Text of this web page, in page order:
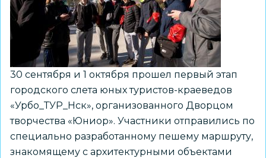
30 сентября и 1 октября прошел первый этап
городского слета юных туристов-краеведов
«Урбо_ТУР_Нск», организованного Дворцом
творчества «Юниор». Участники отправились по
специально разработанному пешему маршруту,
знакомящему с архитектурными объектами